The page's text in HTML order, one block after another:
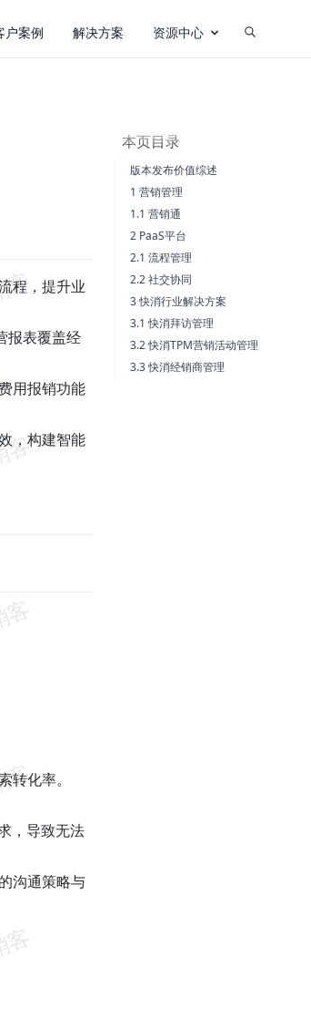
户案例 解决方案 资源中心
程，提升业
报表覆盖经
用报销功能
，构建智能
转化率。
，导致无法
沟通策略与
本页目录
版本发布价值综述
1 营销管理
1.1 营销通
2 PaaS平台
2.1 流程管理
2.2 社交协同
3 快消行业解决方案
3.1 快消拜访管理
3.2 快消TPM营销活动管理
3.3 快消经销商管理